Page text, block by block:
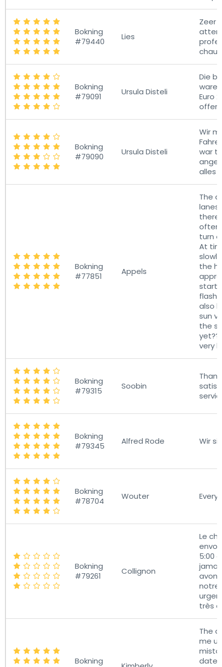
Bokning
#79440
Lies
Zeer
Bokning
#79091
Ursula Disteli
Die
Euro
Bokning
#79090
Ursula Disteli
Wir
war
alles
Bokning
#77851
Appels
The
lanes
there
often
turn
At
the
also
sun
the
yet??
very
Bokning
#79315
Soobin
Bokning
#79345
Alfred Rode Wir
Bokning
#78704
Wouter
Bokning
#79261
Collignon
Le
5:00
notre
très
Bokning
The
me
date.